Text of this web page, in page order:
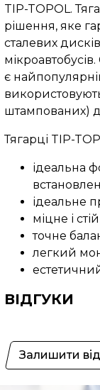
TIP-TOPOL.
рішення, яке
сталевих
є
штампованих)
Тягарці TIP-
ідеальна
ідеальне
міцне і
точне
легкий
ВІДГУКИ
Залишити